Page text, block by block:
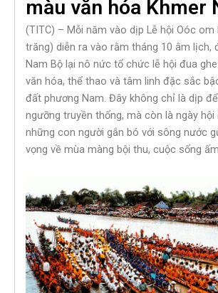
màu văn hóa Khmer
(TITC) – Mỗi năm vào dịp Lễ hội Oóc om
trăng) diễn ra vào rằm tháng 10 âm lịch,
Nam Bộ lại nô nức tổ chức lễ hội đua
văn hóa, thể thao và tâm linh đặc sắc
đất phương Nam. Đây không chỉ là dịp
ngưỡng truyền thống, mà còn là ngày hội
những con người gắn bó với sông nước
vọng về mùa màng bội thu, cuộc sống